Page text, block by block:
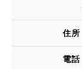
住所
電話